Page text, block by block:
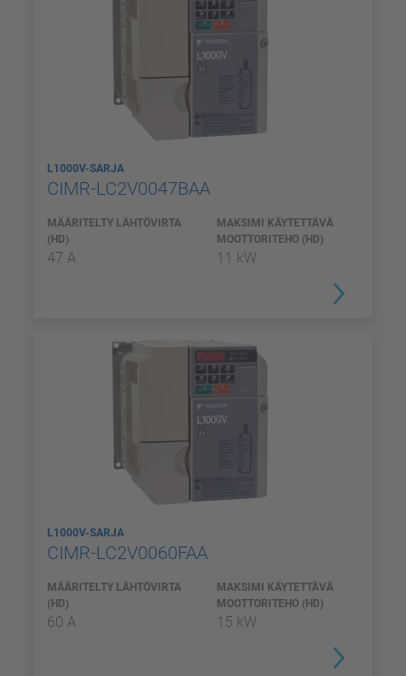
L1000V-SARJA
CIMR-LC2V0047BAA
MÄÄRITELTY LÄHTÖVIRTA
(HD)
47 A
MAKSIMI KÄYTETTÄVÄ
MOOTTORITEHO (HD)
11 kW
L1000V-SARJA
CIMR-LC2V0060FAA
MÄÄRITELTY LÄHTÖVIRTA
(HD)
60 A
MAKSIMI KÄYTETTÄVÄ
MOOTTORITEHO (HD)
15 kW